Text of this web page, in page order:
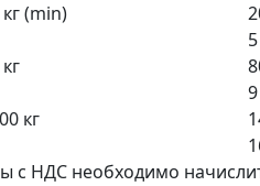
(min)
кг
с НДС необходимо